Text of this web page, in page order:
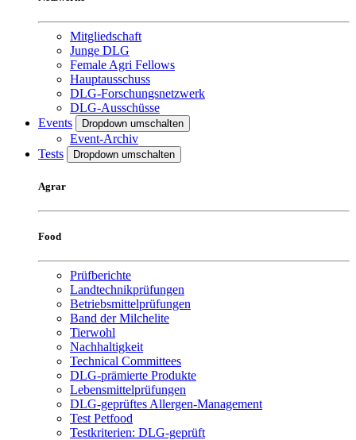
Mitgliedschaft
Junge DLG
Female Agri Fellows
Hauptausschuss
DLG-Forschungsnetzwerk
DLG-Ausschüsse
Events
Dropdown umschalten
Event-Archiv
Tests
Dropdown umschalten
Agrar
Food
Prüfberichte
Landtechnikprüfungen
Betriebsmittelprüfungen
Band der Milchelite
Tierwohl
Nachhaltigkeit
Technical Committees
DLG-prämierte Produkte
Lebensmittelprüfungen
DLG-geprüftes Allergen-Management
Test Petfood
Testkriterien: DLG-geprüft